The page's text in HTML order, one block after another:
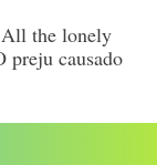
All the lonely
preju causado